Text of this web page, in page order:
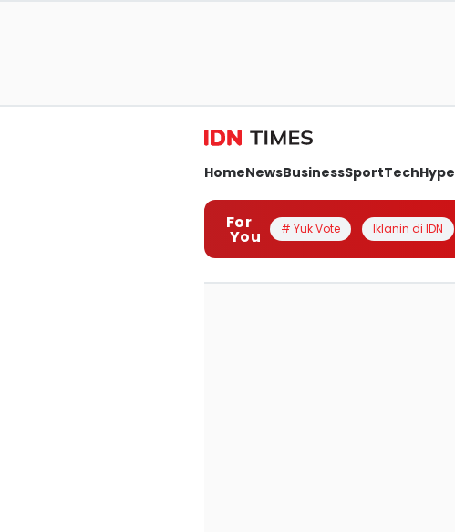
HomeNewsBusinessSportTechHype
For
You # Yuk Vote Iklanin di IDN